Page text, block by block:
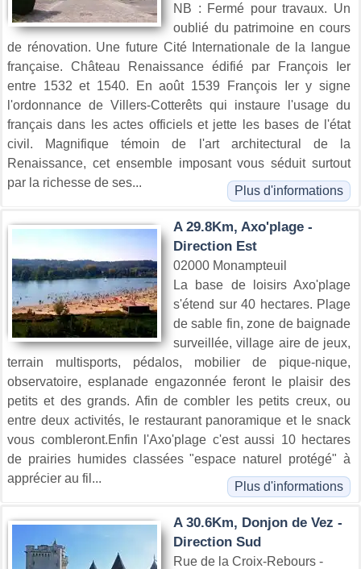
NB : Fermé pour travaux. Un
oublié du patrimoine en cours
de rénovation. Une future Cité Internationale de la langue
française. Château Renaissance édifié par François Ier
entre 1532 et 1540. En août 1539 François Ier y signe
l'ordonnance de Villers-Cotterêts qui instaure l'usage du
français dans les actes officiels et jette les bases de l'état
civil. Magnifique témoin de l'art architectural de la
Renaissance, cet ensemble imposant vous séduit surtout
par la richesse de ses...
Plus d'informations
A 29.8Km, Axo'plage -
Direction Est
02000 Monampteuil
La base de loisirs Axo'plage
s'étend sur 40 hectares. Plage
de sable fin, zone de baignade
surveillée, village aire de jeux,
terrain multisports, pédalos, mobilier de pique-nique,
observatoire, esplanade engazonnée feront le plaisir des
petits et des grands. Afin de combler les petits creux, ou
entre deux activités, le restaurant panoramique et le snack
vous combleront.Enfin l'Axo'plage c'est aussi 10 hectares
de prairies humides classées "espace naturel protégé" à
apprécier au fil...
Plus d'informations
A 30.6Km, Donjon de Vez -
Direction Sud
Rue de la Croix-Rebours -